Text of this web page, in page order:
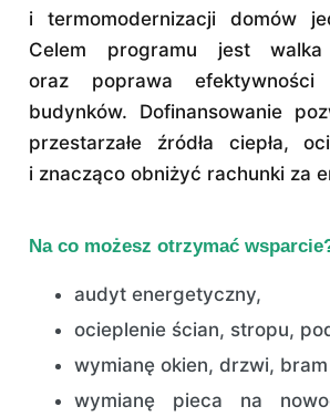
i termomodernizacji domów
Celem programu jest
oraz poprawa efektywności
budynków. Dofinansowanie
przestarzałe źródła ciepła,
i znacząco obniżyć rachunki za
Na co możesz otrzymać
audyt energetyczny,
ocieplenie ścian, stropu,
wymianę okien, drzwi,
wymianę pieca na